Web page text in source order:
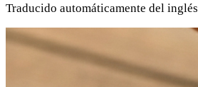
Traducido automáticamente del inglés